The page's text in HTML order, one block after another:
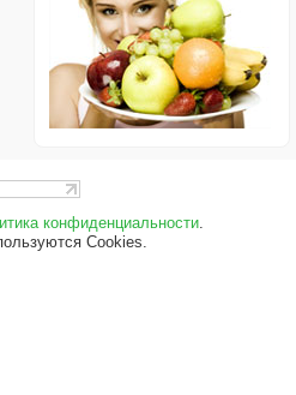
конфиденциальности.
Cookies.